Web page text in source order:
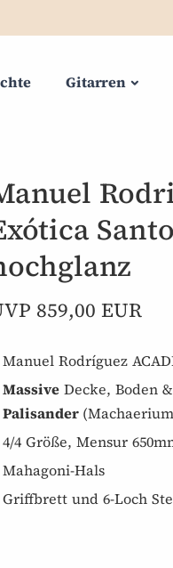
Gitarren
859,00 EUR
Manuel Rodríguez
Massive Decke, Boden
Palisander
4/4 Größe, Mensur
Mahagoni-Hals
Griffbrett und 6-Loch